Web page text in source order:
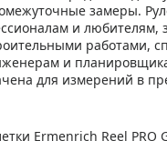
замеры.
и
работами,
и
для измерений в
Ermenrich Reel PRO